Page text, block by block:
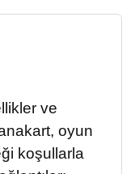
ve
oyun
koşullarla